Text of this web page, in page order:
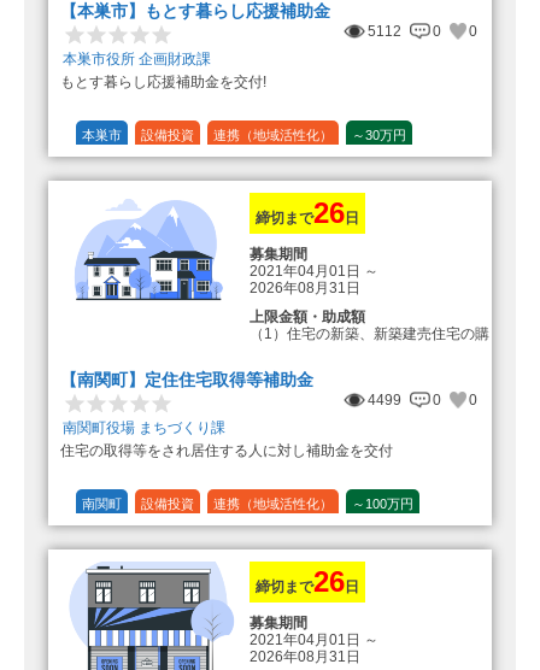
【本巣市】もとす暮らし応援補助金
5112 0
0
本巣市役所 企画財政課
もとす暮らし応援補助金を交付!
本巣市 設備投資 連携（地域活性化） ～30万円
締切まで26 日
募集期間
2021年04月01日 ～
2026年08月31日
上限金額・助成額
（1）住宅の新築、新築建売住宅の購
登録事業者利用の場合25万円加
算（50万円＋25万円加算＝75万円）
算（25万円＋25万円加算＝50万円）
（3）住宅リフォーム 経費の20％
の額（限度額50万円）
（最大で50万円＋25万円加算＝75万
【南関町】定住住宅取得等補助金
4499 0
0
南関町役場 まちづくり課
住宅の取得等をされ居住する人に対し補助金を交付
南関町 設備投資 連携（地域活性化） ～100万円
締切まで26 日
募集期間
2021年04月01日 ～
2026年08月31日